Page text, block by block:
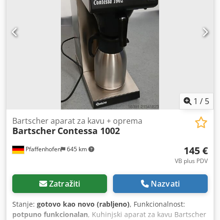
1 / 5
Pfaffenhofen 645 km
Bartscher aparat za kavu + oprema
Bartscher Contessa 1002
145 €
VB plus PDV
Zatražiti Nazvati
Stanje: gotovo kao novo (rabljeno), Funkcionalnost:
potpuno funkcionalan, Kuhinjski aparat za kavu Bartscher